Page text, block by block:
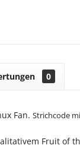
0
Fan. Strichcode
Fruit of